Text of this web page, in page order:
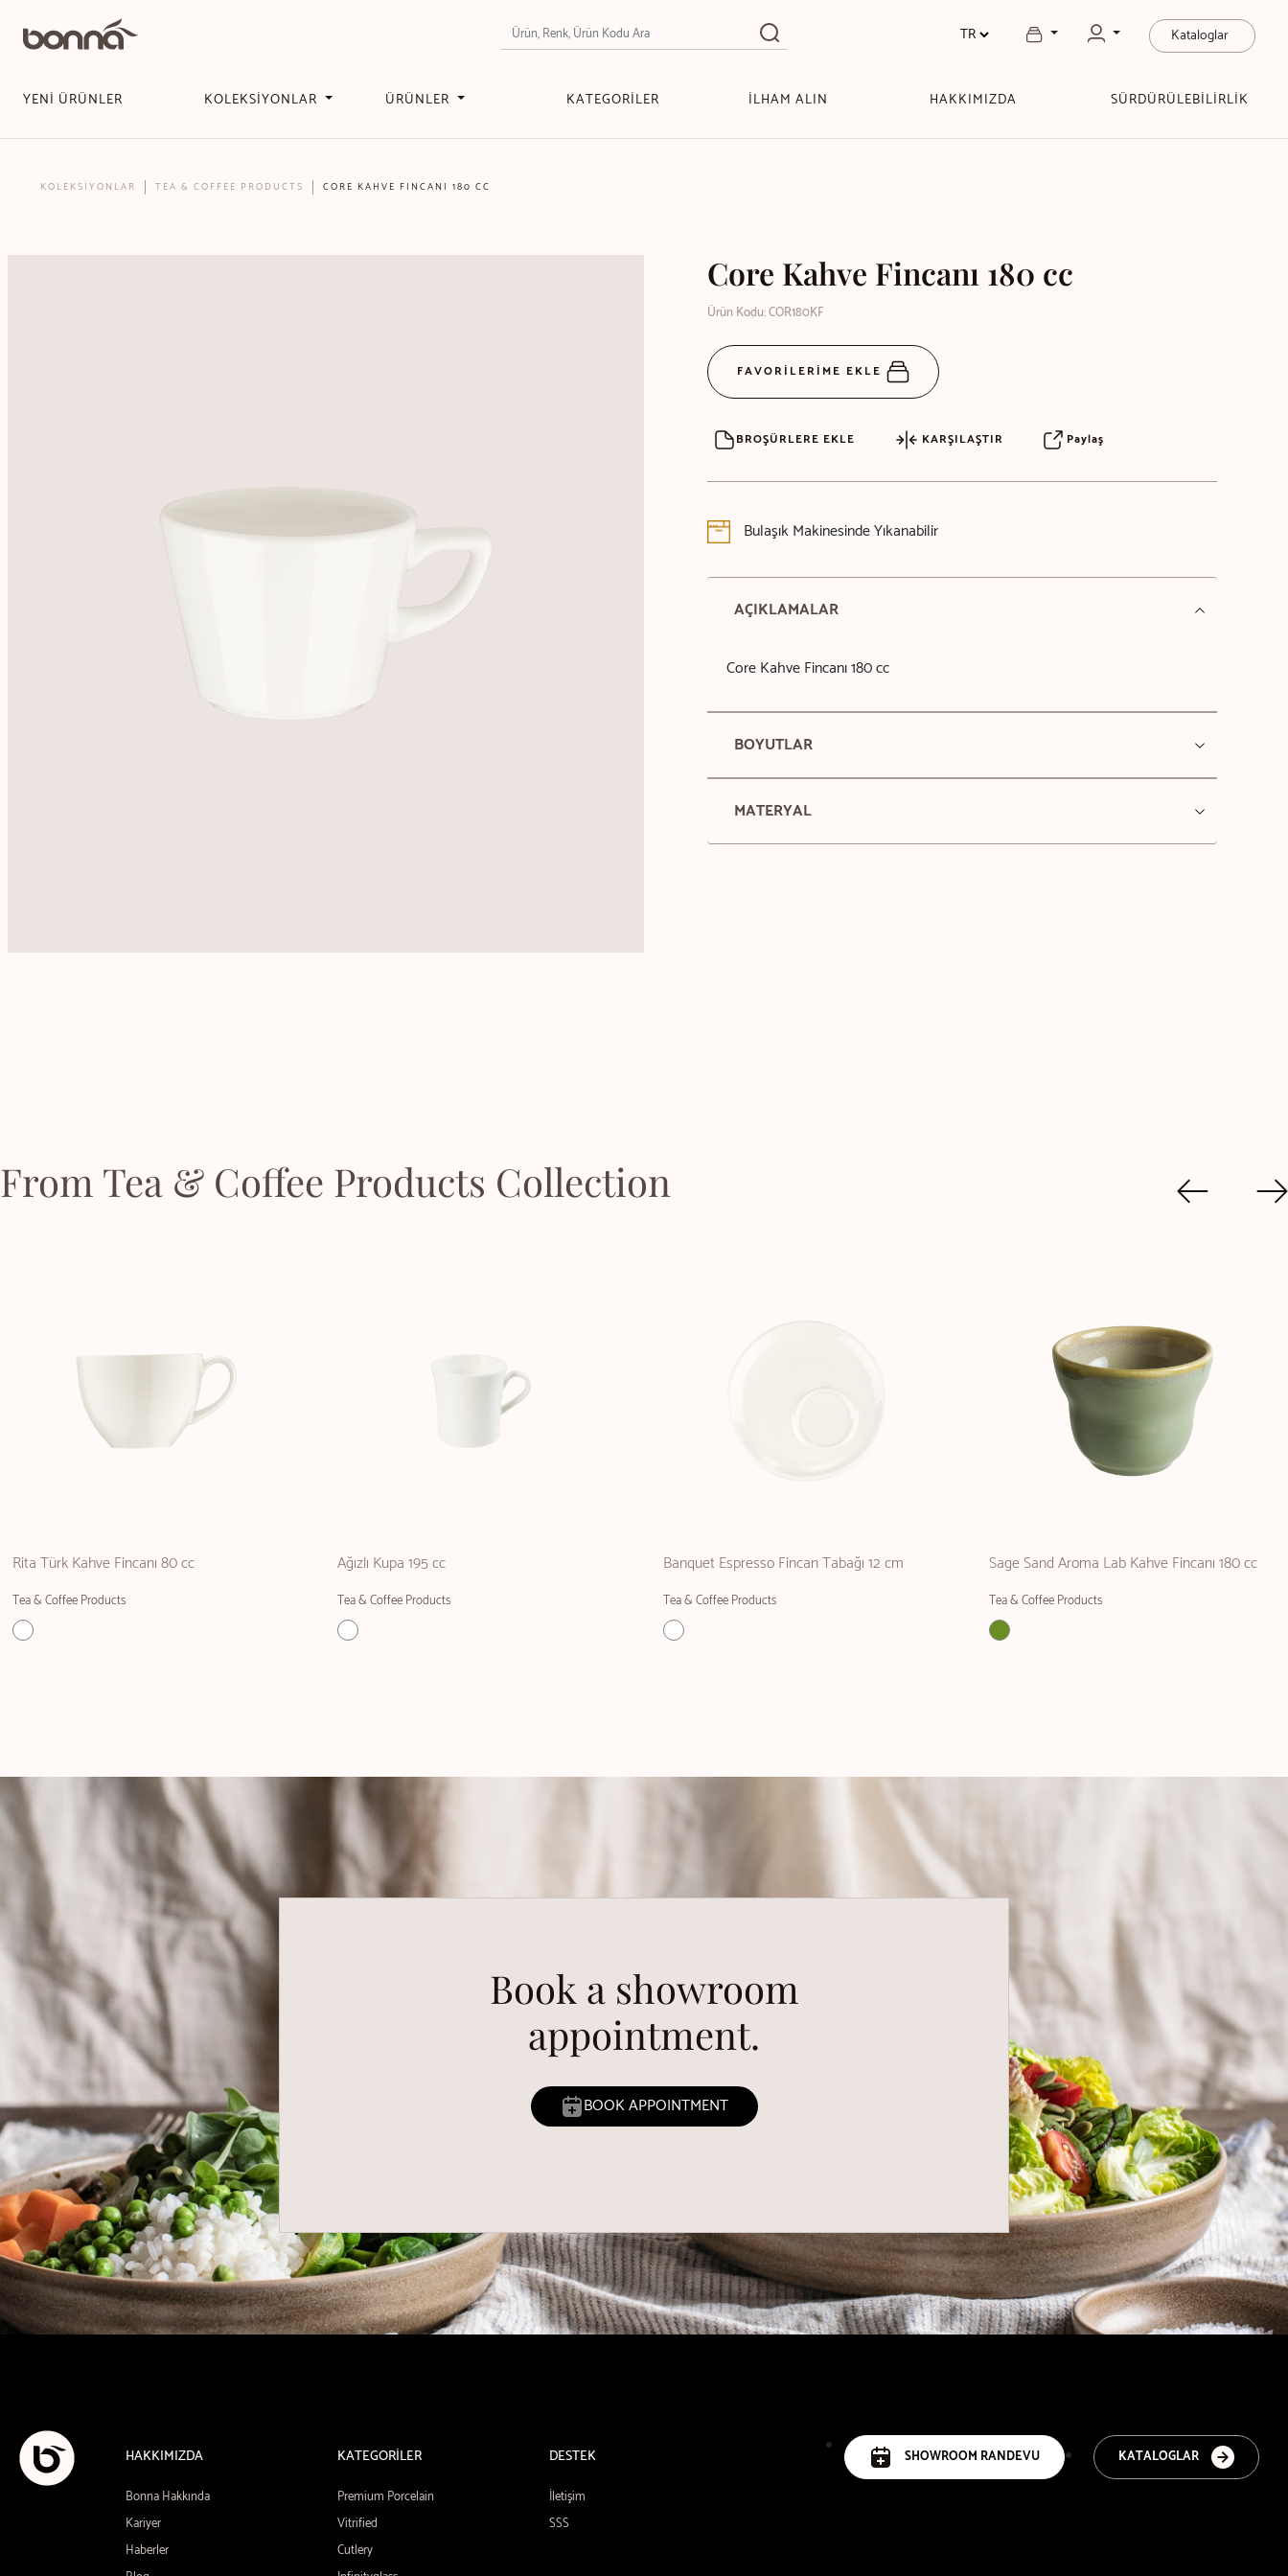
Kataloglar
YENİ ÜRÜNLER KOLEKSİYONLAR ÜRÜNLER KATEGORİLER İLHAM ALIN HAKKIMIZDA SÜRDÜRÜLEBİLİRLİK
KOLEKSİYONLAR TEA & COFFEE PRODUCTS CORE KAHVE FINCANI 180 CC
Core Kahve Fincanı 180 cc
Ürün Kodu: COR180KF
FAVORİLERİME EKLE
BROŞÜRLERE EKLE KARŞILAŞTIR Paylaş
Bulaşık Makinesinde Yıkanabilir
AÇIKLAMALAR
Core Kahve Fincanı 180 cc
BOYUTLAR
MATERYAL
From Tea & Coffee Products Collection
Rita Türk Kahve Fincanı 80 cc
Tea & Coffee Products
Ağızlı Kupa 195 cc
Tea & Coffee Products
Banquet Espresso Fincan Tabağı 12 cm
Tea & Coffee Products
Sage Sand Aroma Lab Kahve Fincanı 180 cc
Tea & Coffee Products
Book a showroom
appointment.
BOOK APPOINTMENT
HAKKIMIZDA
Bonna Hakkında
Kariyer
Haberler
KATEGORİLER
Premium Porcelain
Vitrified
Cutlery
DESTEK
İletişim
SSS
KATALOGLAR
SHOWROOM RANDEVU